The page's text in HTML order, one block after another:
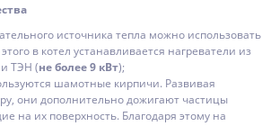
источника тепла можно использовать
в котел устанавливается нагреватели из
ТЭН (не более 9 кВт);
шамотные кирпичи. Развивая
они дополнительно дожигают частицы
на их поверхность. Благодаря этому на